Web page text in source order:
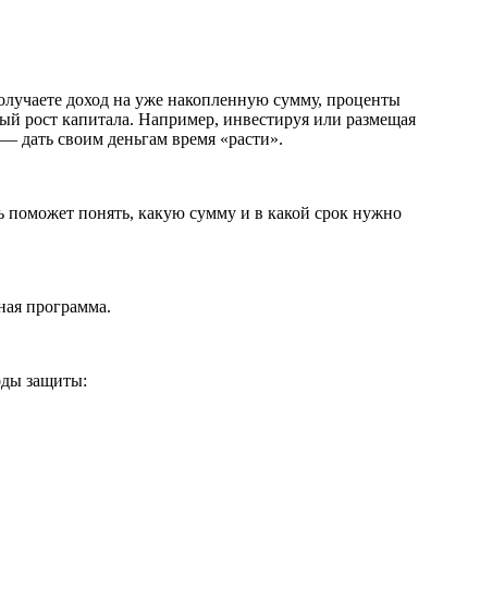
доход на уже накопленную сумму, проценты
рост капитала. Например, инвестируя или размещая
дать своим деньгам время «расти».
поможет понять, какую сумму и в какой срок нужно
программа.
защиты: